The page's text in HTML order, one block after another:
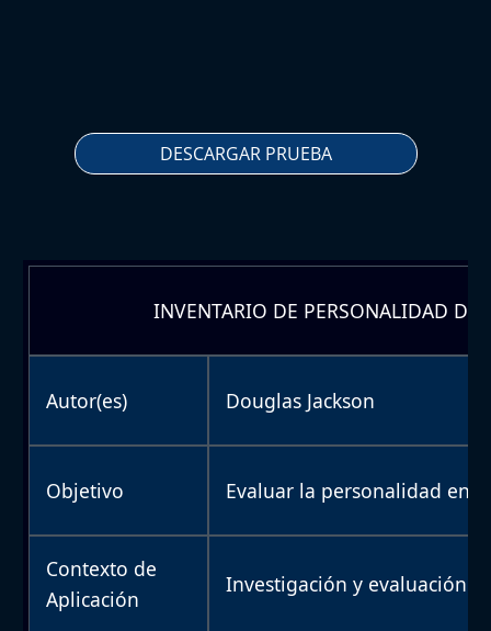
DESCARGAR PRUEBA
INVENTARIO DE PERSONALIDAD DE
Autor(es) Douglas Jackson
Objetivo Evaluar la personalidad en
Contexto de
Aplicación
Investigación y evaluación